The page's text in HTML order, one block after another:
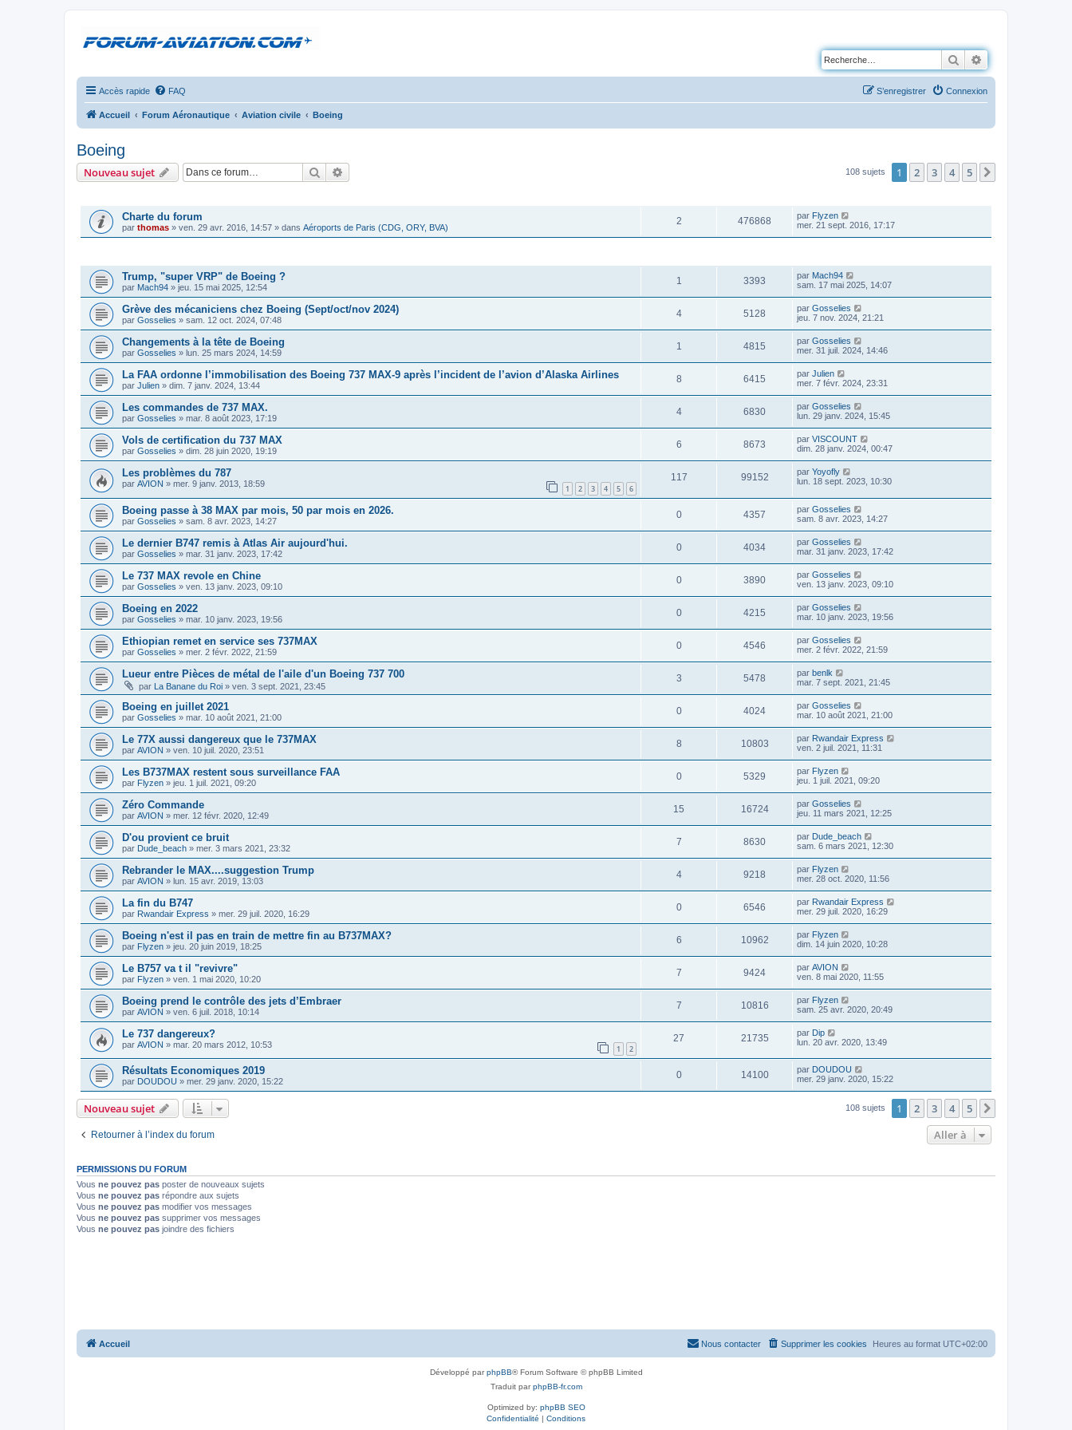
Rechercher
Accès rapide FAQ Connexion
S’enregistrer
Accueil Forum Aéronautique Aviation civile Boeing
Boeing
Nouveau sujet Rechercher 108 sujets 1 2 3 4 5
Charte du forum
par thomas » ven. 29 avr. 2016, 14:57 » dans Aéroports de Paris (CDG, ORY, BVA)
2 476868 par Flyzen
mer. 21 sept. 2016, 17:17
Trump, "super VRP" de Boeing ?
par Mach94 » jeu. 15 mai 2025, 12:54
1 3393 par Mach94
sam. 17 mai 2025, 14:07
Grève des mécaniciens chez Boeing (Sept/oct/nov 2024)
par Gosselies » sam. 12 oct. 2024, 07:48
4 5128 par Gosselies
jeu. 7 nov. 2024, 21:21
Changements à la tête de Boeing
par Gosselies » lun. 25 mars 2024, 14:59
1 4815 par Gosselies
mer. 31 juil. 2024, 14:46
La FAA ordonne l’immobilisation des Boeing 737 MAX-9 après l’incident de l’avion d’Alaska Airlines
par Julien » dim. 7 janv. 2024, 13:44
8 6415 par Julien
mer. 7 févr. 2024, 23:31
Les commandes de 737 MAX.
par Gosselies » mar. 8 août 2023, 17:19
4 6830 par Gosselies
lun. 29 janv. 2024, 15:45
Vols de certification du 737 MAX
par Gosselies » dim. 28 juin 2020, 19:19
6 8673 par VISCOUNT
dim. 28 janv. 2024, 00:47
Les problèmes du 787
par AVION » mer. 9 janv. 2013, 18:59 1 2 3 4 5 6
117 99152 par Yoyofly
lun. 18 sept. 2023, 10:30
Boeing passe à 38 MAX par mois, 50 par mois en 2026.
par Gosselies » sam. 8 avr. 2023, 14:27
0 4357 par Gosselies
sam. 8 avr. 2023, 14:27
Le dernier B747 remis à Atlas Air aujourd'hui.
par Gosselies » mar. 31 janv. 2023, 17:42
0 4034 par Gosselies
mar. 31 janv. 2023, 17:42
Le 737 MAX revole en Chine
par Gosselies » ven. 13 janv. 2023, 09:10
0 3890 par Gosselies
ven. 13 janv. 2023, 09:10
Boeing en 2022
par Gosselies » mar. 10 janv. 2023, 19:56
0 4215 par Gosselies
mar. 10 janv. 2023, 19:56
Ethiopian remet en service ses 737MAX
par Gosselies » mer. 2 févr. 2022, 21:59
0 4546 par Gosselies
mer. 2 févr. 2022, 21:59
Lueur entre Pièces de métal de l'aile d'un Boeing 737 700
par La Banane du Roi » ven. 3 sept. 2021, 23:45
3 5478 par benlk
mar. 7 sept. 2021, 21:45
Boeing en juillet 2021
par Gosselies » mar. 10 août 2021, 21:00
0 4024 par Gosselies
mar. 10 août 2021, 21:00
Le 77X aussi dangereux que le 737MAX
par AVION » ven. 10 juil. 2020, 23:51
8 10803 par Rwandair Express
ven. 2 juil. 2021, 11:31
Les B737MAX restent sous surveillance FAA
par Flyzen » jeu. 1 juil. 2021, 09:20
0 5329 par Flyzen
jeu. 1 juil. 2021, 09:20
Zéro Commande
par AVION » mer. 12 févr. 2020, 12:49
15 16724 par Gosselies
jeu. 11 mars 2021, 12:25
D'ou provient ce bruit
par Dude_beach » mer. 3 mars 2021, 23:32
7 8630 par Dude_beach
sam. 6 mars 2021, 12:30
Rebrander le MAX....suggestion Trump
par AVION » lun. 15 avr. 2019, 13:03
4 9218 par Flyzen
mer. 28 oct. 2020, 11:56
La fin du B747
par Rwandair Express » mer. 29 juil. 2020, 16:29
0 6546 par Rwandair Express
mer. 29 juil. 2020, 16:29
Boeing n'est il pas en train de mettre fin au B737MAX?
par Flyzen » jeu. 20 juin 2019, 18:25
6 10962 par Flyzen
dim. 14 juin 2020, 10:28
Le B757 va t il "revivre"
par Flyzen » ven. 1 mai 2020, 10:20
7 9424 par AVION
ven. 8 mai 2020, 11:55
Boeing prend le contrôle des jets d’Embraer
par AVION » ven. 6 juil. 2018, 10:14
7 10816 par Flyzen
sam. 25 avr. 2020, 20:49
Le 737 dangereux?
par AVION » mar. 20 mars 2012, 10:53 1 2
27 21735 par Dip
lun. 20 avr. 2020, 13:49
Résultats Economiques 2019
par DOUDOU » mer. 29 janv. 2020, 15:22
0 14100 par DOUDOU
mer. 29 janv. 2020, 15:22
Nouveau sujet 108 sujets 1 2 3 4 5
Retourner à l’index du forum Aller à
PERMISSIONS DU FORUM
Vous ne pouvez pas poster de nouveaux sujets
Vous ne pouvez pas répondre aux sujets
Vous ne pouvez pas modifier vos messages
Vous ne pouvez pas supprimer vos messages
Vous ne pouvez pas joindre des fichiers
Accueil Heures au format UTC+02:00
Supprimer les cookies
Nous contacter
Développé parphpBB® Forum Software © phpBB Limited
Traduit parphpBB-fr.com
Optimized by: phpBB SEO
Confidentialité | Conditions